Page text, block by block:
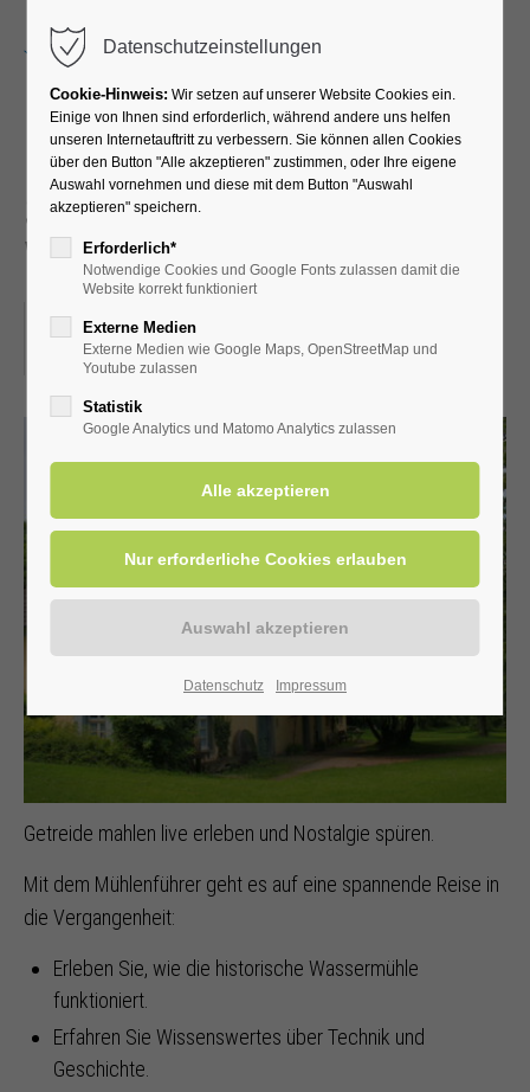
Führung durch die
Schäferkämper
Wassermühle
08.04.2023, 14:30
ORT: SCHÄFERKÄMPER WASSERMÜHLE
Getreide mahlen live erleben und Nostalgie spüren.
Mit dem Mühlenführer geht es auf eine spannende Reise in
die Vergangenheit:
Erleben Sie, wie die historische Wassermühle
funktioniert.
Erfahren Sie Wissenswertes über Technik und
Geschichte.
Datenschutzeinstellungen
Cookie-Hinweis: Wir setzen auf unserer Website Cookies ein.
Einige von Ihnen sind erforderlich, während andere uns helfen
unseren Internetauftritt zu verbessern. Sie können allen Cookies
über den Button "Alle akzeptieren" zustimmen, oder Ihre eigene
Auswahl vornehmen und diese mit dem Button "Auswahl
akzeptieren" speichern.
Erforderlich*
Notwendige Cookies und Google Fonts zulassen damit die
Website korrekt funktioniert
Externe Medien
Externe Medien wie Google Maps, OpenStreetMap und
Youtube zulassen
Statistik
Google Analytics und Matomo Analytics zulassen
Datenschutz Impressum